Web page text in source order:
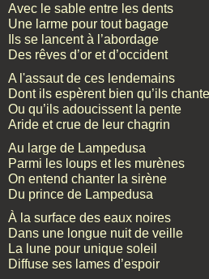
Avec le sable entre les dents
Une larme pour tout bagage
Ils se lancent à l’abordage
Des rêves d’or et d’occident
A l'assaut de ces lendemains
Dont ils espèrent bien qu’ils
Ou qu’ils adoucissent la pente
Aride et crue de leur chagrin
Au large de Lampedusa
Parmi les loups et les murènes
On entend chanter la sirène
Du prince de Lampedusa
À la surface des eaux noires
Dans une longue nuit de veille
La lune pour unique soleil
Diffuse ses lames d’espoir